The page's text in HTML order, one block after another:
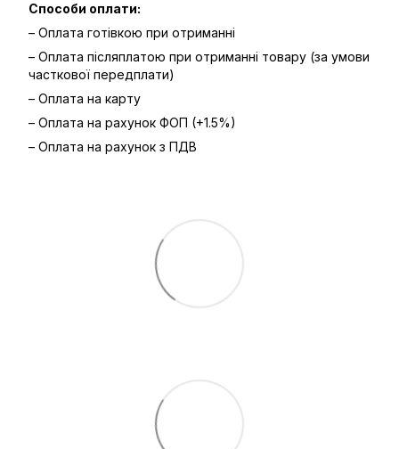
Способи оплати:
– Оплата готівкою при отриманні
– Оплата післяплатою при отриманні товару (за умови
часткової передплати)
– Оплата на карту
– Оплата на рахунок ФОП (+1.5%)
– Оплата на рахунок з ПДВ